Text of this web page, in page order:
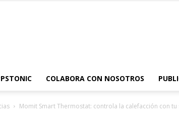
COLABORA CON NOSOTROS
Momit Smart Thermostat: controla la calefacción con